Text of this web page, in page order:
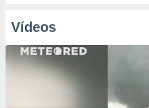
Vídeos